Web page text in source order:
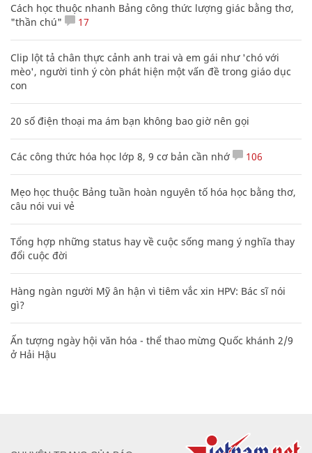
Cách học thuộc nhanh Bảng công thức lượng giác bằng thơ,
"thần chú"
17
Clip lột tả chân thực cảnh anh trai và em gái như 'chó với
mèo', người tinh ý còn phát hiện một vấn đề trong giáo dục
con
20 số điện thoại ma ám bạn không bao giờ nên gọi
Các công thức hóa học lớp 8, 9 cơ bản cần nhớ 106
Mẹo học thuộc Bảng tuần hoàn nguyên tố hóa học bằng thơ,
câu nói vui vẻ
Tổng hợp những status hay về cuộc sống mang ý nghĩa thay
đổi cuộc đời
Hàng ngàn người Mỹ ân hận vì tiêm vắc xin HPV: Bác sĩ nói
gì?
Ấn tượng ngày hội văn hóa - thể thao mừng Quốc khánh 2/9
ở Hải Hậu